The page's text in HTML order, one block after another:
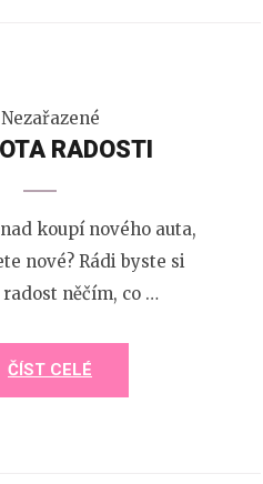
Nezařazené
RADOSTI
koupí nového auta,
nové? Rádi byste si
něčím, co …
ČÍST CELÉ